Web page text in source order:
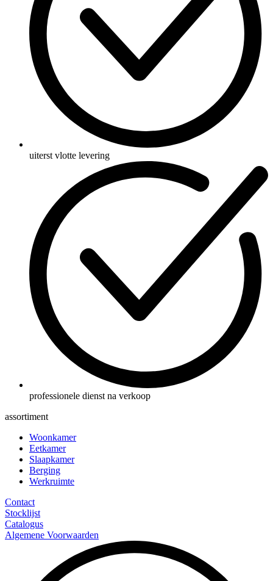
uiterst vlotte levering
professionele dienst na verkoop
assortiment
Woonkamer
Eetkamer
Slaapkamer
Berging
Werkruimte
Contact
Stocklijst
Catalogus
Algemene Voorwaarden